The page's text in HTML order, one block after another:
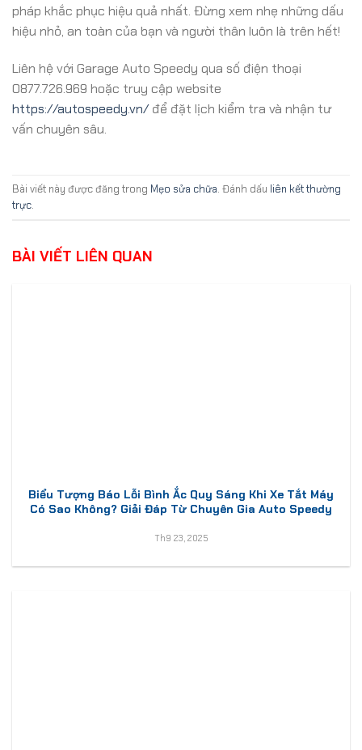
pháp khắc phục hiệu quả nhất. Đừng xem nhẹ những dấu
hiệu nhỏ, an toàn của bạn và người thân luôn là trên hết!
Liên hệ với Garage Auto Speedy qua số điện thoại
0877.726.969 hoặc truy cập website
https://autospeedy.vn/để đặt lịch kiểm tra và nhận tư
vấn chuyên sâu.
Bài viết này được đăng trong Mẹo sửa chữa. Đánh dấu liên kết thường
trực.
BÀI VIẾT LIÊN QUAN
Biểu Tượng Báo Lỗi Bình Ắc Quy Sáng Khi Xe Tắt Máy
Có Sao Không? Giải Đáp Từ Chuyên Gia Auto Speedy
Th9 23, 2025